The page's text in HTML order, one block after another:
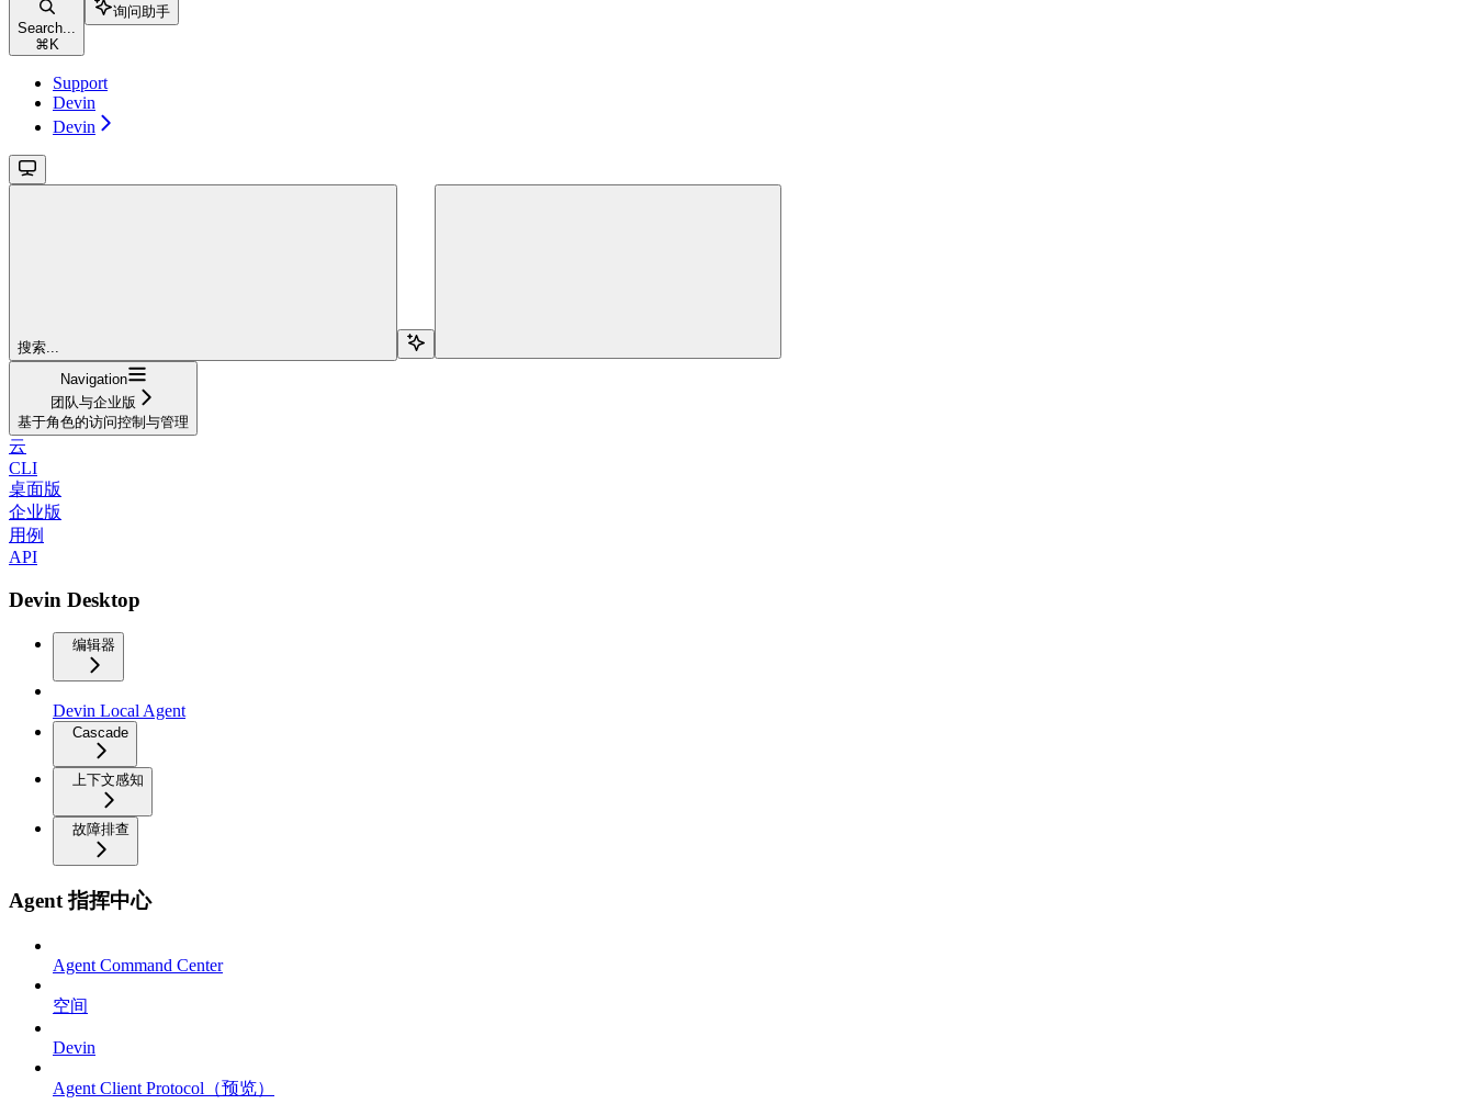
Search...
⌘ K
询问助手
Support
Devin
Devin
搜索...
Navigation
团队与企业版
基于角色的访问控制与管理
云
CLI
桌面版
企业版
用例
API
Devin Desktop
编辑器
Devin Local Agent
Cascade
上下文感知
故障排查
Agent 指挥中心
Agent Command Center
空间
Devin
Agent Client Protocol（预览）